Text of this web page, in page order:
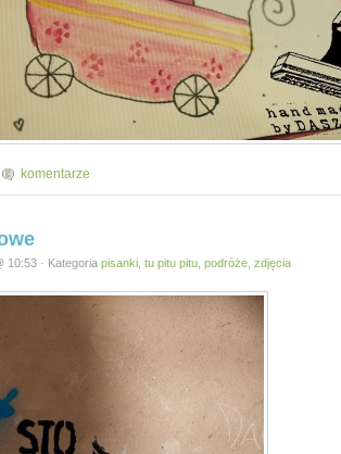
komentarze
10:53 · Kategoria pisanki, tu pitu pitu podróże zdjęcia